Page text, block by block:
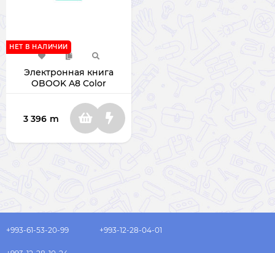
Электронная книга
OBOOK A8 Color
НЕТ В НАЛИЧИИ
3 396 m
+993-61-53-20-99 +993-12-28-04-01